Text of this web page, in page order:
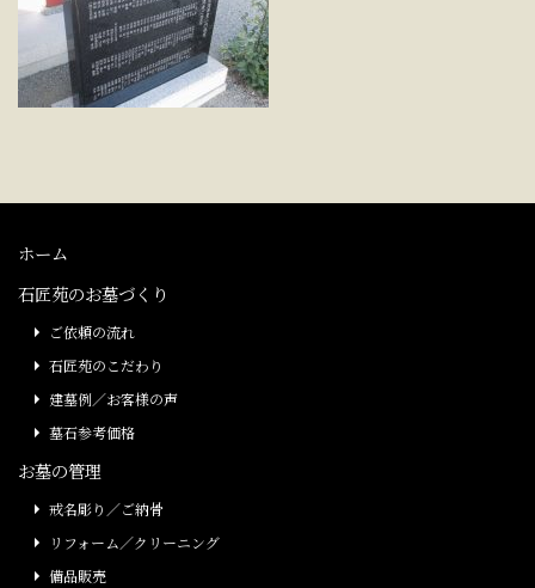
ホーム
石匠苑のお墓づくり
ご依頼の流れ
石匠苑のこだわり
建墓例／お客様の声
墓石参考価格
お墓の管理
戒名彫り／ご納骨
リフォーム／クリーニング
備品販売